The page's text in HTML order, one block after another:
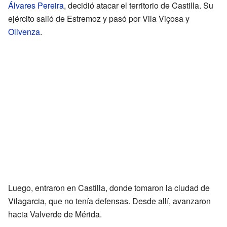
Álvares Pereira, decidió atacar el territorio de Castilla. Su
ejército salió de Estremoz y pasó por Vila Viçosa y
Olivenza.
Luego, entraron en Castilla, donde tomaron la ciudad de
Vilagarcia, que no tenía defensas. Desde allí, avanzaron
hacia Valverde de Mérida.